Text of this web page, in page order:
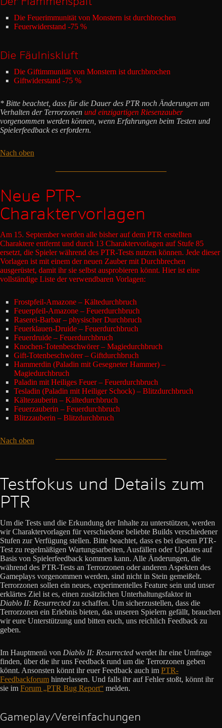
Die Feuerimmunität von Monstern ist durchbrochen
Feuerwiderstand -75 %
Die Fäulniskluft
Die Giftimmunität von Monstern ist durchbrochen
Giftwiderstand -75 %
* Bitte beachtet, dass für die Dauer des PTR noch Änderungen am
Verhalten der Terrorzonen und einzigartigen Riesenzauber
vorgenommen werden können, wenn Erfahrungen beim Testen und
Spielerfeedback es erfordern.
Nach oben
Neue PTR-
Charaktervorlagen
Am 15. September werden alle bisher auf dem PTR erstellten
Charaktere entfernt und durch 13 Charaktervorlagen auf Stufe 85
ersetzt, die Spieler während des PTR-Tests nutzen können. Jede dieser
Vorlagen ist mit einem der neuen Zauber mit Durchbrechen
ausgerüstet, damit ihr sie selbst ausprobieren könnt. Hier ist eine
vollständige Liste der verwendbaren Vorlagen:
Frostpfeil-Amazone – Kältedurchbruch
Feuerpfeil-Amazone – Feuerdurchbruch
Raserei-Barbar – physischer Durchbruch
Feuerklauen-Druide – Feuerdurchbruch
Feuerdruide – Feuerdurchbruch
Knochen-Totenbeschwörer – Magiedurchbruch
Gift-Totenbeschwörer – Giftdurchbruch
Hammerdin (Paladin mit Gesegneter Hammer) –
Magiedurchbruch
Paladin mit Heiliges Feuer – Feuerdurchbruch
Tesladin (Paladin mit Heiliger Schock) – Blitzdurchbruch
Kältezauberin – Kältedurchbruch
Feuerzauberin – Feuerdurchbruch
Blitzzauberin – Blitzdurchbruch
Nach oben
Testfokus und Details zum
PTR
Um die Tests und die Erkundung der Inhalte zu unterstützen, werden
wir Charaktervorlagen für verschiedene beliebte Builds verschiedener
Stufen zur Verfügung stellen. Bitte beachtet, dass es bei diesem PTR-
Test zu regelmäßigen Wartungsarbeiten, Ausfällen oder Updates auf
Basis von Spielerfeedback kommen kann. Alle Änderungen, die
während des PTR-Tests an Terrorzonen oder anderen Aspekten des
Gameplays vorgenommen werden, sind nicht in Stein gemeißelt.
Terrorzonen sollen ein neues, experimentelles Feature sein und unser
erklärtes Ziel ist es, einen zusätzlichen Unterhaltungsfaktor in
Diablo II: Resurrected zu schaffen. Um sicherzustellen, dass die
Terrorzonen ein Erlebnis bieten, das unseren Spielern gefällt, brauchen
wir eure Unterstützung und bitten euch, uns reichlich Feedback zu
geben.
Im Hauptmenü von Diablo II: Resurrected werdet ihr eine Umfrage
finden, über die ihr uns Feedback rund um die Terrorzonen geben
könnt. Ansonsten könnt ihr euer Feedback auch im PTR-
Feedbackforum hinterlassen. Und falls ihr auf Fehler stoßt, könnt ihr
sie im Forum „PTR Bug Report“ melden.
Gameplay/Vereinfachungen